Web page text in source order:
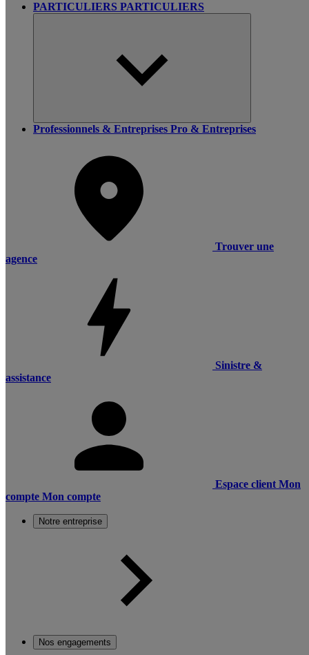
PARTICULIERS PARTICULIERS
Professionnels & Entreprises Pro & Entreprises
Trouver une
agence
Sinistre &
assistance
Espace client Mon
compte Mon compte
Notre entreprise
Nos engagements